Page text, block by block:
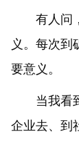
有人问，
义。每次到
要意义。
当我看到
企业去、到